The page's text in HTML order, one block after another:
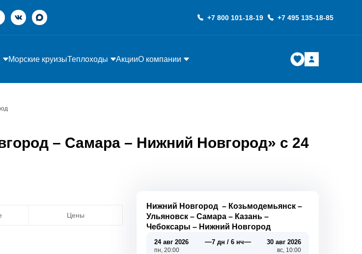
+7 800 101-18-19 +7 495 135-18-85
Морские круизыТеплоходы АкцииО компании
– Самара – Нижний Новгород» с 24
Цены
Нижний Новгород – Козьмодемьянск –
Ульяновск –Самара – Казань –
Чебоксары – Нижний Новгород
24 авг 2026
пн, 20:00
—7 дн / 6 нч— 30 авг 2026
вс, 10:00